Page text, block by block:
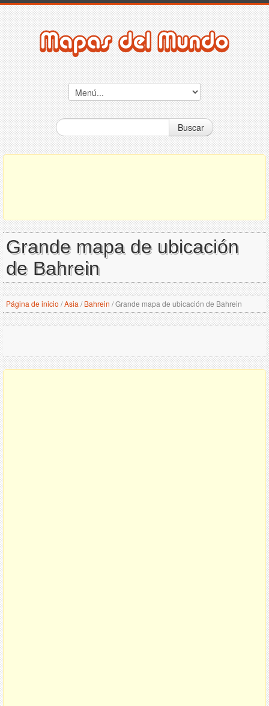
Buscar
Grande mapa de ubicación
de Bahrein
Página de inicio /Asia / Bahrein /Grande mapa de ubicación de Bahrein